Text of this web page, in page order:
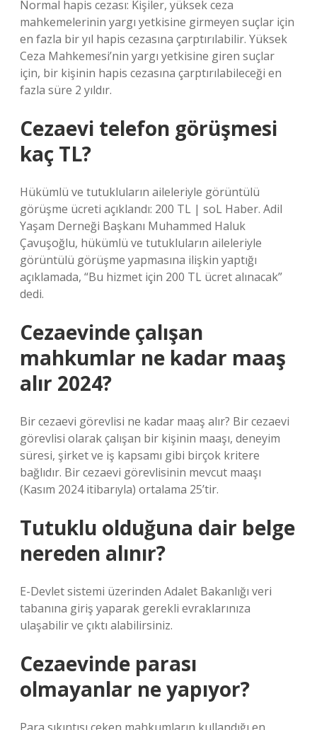
Normal hapis cezası: Kişiler, yüksek ceza
mahkemelerinin yargı yetkisine girmeyen suçlar için
en fazla bir yıl hapis cezasına çarptırılabilir. Yüksek
Ceza Mahkemesi’nin yargı yetkisine giren suçlar
için, bir kişinin hapis cezasına çarptırılabileceği en
fazla süre 2 yıldır.
Cezaevi telefon görüşmesi
kaç TL?
Hükümlü ve tutukluların aileleriyle görüntülü
görüşme ücreti açıklandı: 200 TL | soL Haber. Adil
Yaşam Derneği Başkanı Muhammed Haluk
Çavuşoğlu, hükümlü ve tutukluların aileleriyle
görüntülü görüşme yapmasına ilişkin yaptığı
açıklamada, “Bu hizmet için 200 TL ücret alınacak”
dedi.
Cezaevinde çalışan
mahkumlar ne kadar maaş
alır 2024?
Bir cezaevi görevlisi ne kadar maaş alır? Bir cezaevi
görevlisi olarak çalışan bir kişinin maaşı, deneyim
süresi, şirket ve iş kapsamı gibi birçok kritere
bağlıdır. Bir cezaevi görevlisinin mevcut maaşı
(Kasım 2024 itibarıyla) ortalama 25’tir.
Tutuklu olduğuna dair belge
nereden alınır?
E-Devlet sistemi üzerinden Adalet Bakanlığı veri
tabanına giriş yaparak gerekli evraklarınıza
ulaşabilir ve çıktı alabilirsiniz.
Cezaevinde parası
olmayanlar ne yapıyor?